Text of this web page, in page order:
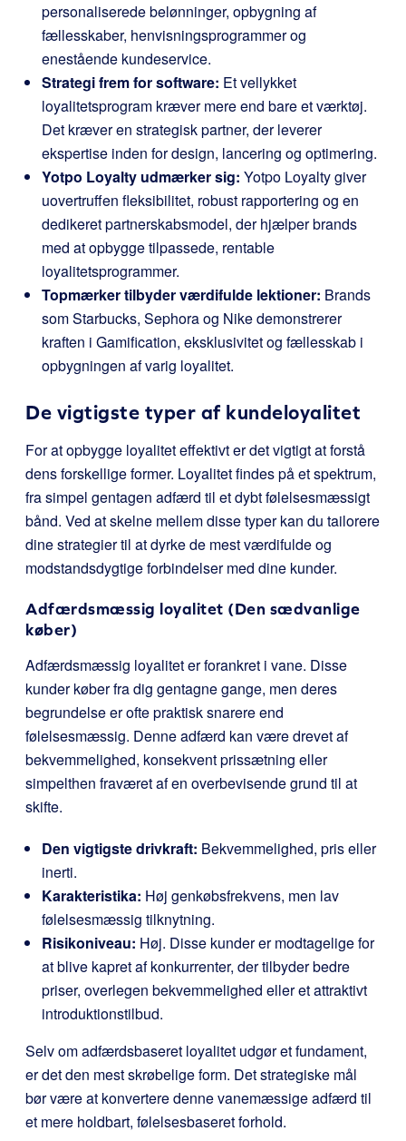
personaliserede belønninger, opbygning af
fællesskaber, henvisningsprogrammer og
enestående kundeservice.
Strategi frem for software: Et vellykket
loyalitetsprogram kræver mere end bare et værktøj.
Det kræver en strategisk partner, der leverer
ekspertise inden for design, lancering og optimering.
Yotpo Loyalty udmærker sig: Yotpo Loyalty giver
uovertruffen fleksibilitet, robust rapportering og en
dedikeret partnerskabsmodel, der hjælper brands
med at opbygge tilpassede, rentable
loyalitetsprogrammer.
Topmærker tilbyder værdifulde lektioner: Brands
som Starbucks, Sephora og Nike demonstrerer
kraften i Gamification, eksklusivitet og fællesskab i
opbygningen af varig loyalitet.
De vigtigste typer af kundeloyalitet
For at opbygge loyalitet effektivt er det vigtigt at forstå
dens forskellige former. Loyalitet findes på et spektrum,
fra simpel gentagen adfærd til et dybt følelsesmæssigt
bånd. Ved at skelne mellem disse typer kan du tailorere
dine strategier til at dyrke de mest værdifulde og
modstandsdygtige forbindelser med dine kunder.
Adfærdsmæssig loyalitet (Den sædvanlige
køber)
Adfærdsmæssig loyalitet er forankret i vane. Disse
kunder køber fra dig gentagne gange, men deres
begrundelse er ofte praktisk snarere end
følelsesmæssig. Denne adfærd kan være drevet af
bekvemmelighed, konsekvent prissætning eller
simpelthen fraværet af en overbevisende grund til at
skifte.
Den vigtigste drivkraft: Bekvemmelighed, pris eller
inerti.
Karakteristika: Høj genkøbsfrekvens, men lav
følelsesmæssig tilknytning.
Risikoniveau: Høj. Disse kunder er modtagelige for
at blive kapret af konkurrenter, der tilbyder bedre
priser, overlegen bekvemmelighed eller et attraktivt
introduktionstilbud.
Selv om adfærdsbaseret loyalitet udgør et fundament,
er det den mest skrøbelige form. Det strategiske mål
bør være at konvertere denne vanemæssige adfærd til
et mere holdbart, følelsesbaseret forhold.